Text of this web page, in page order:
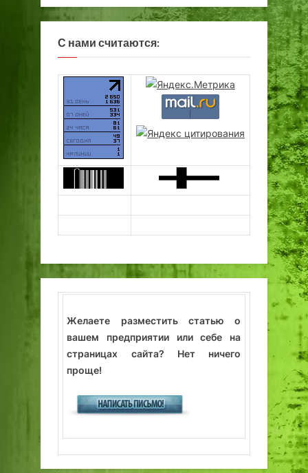
С нами считаются:
Желаете разместить статью о
вашем предприятии или себе на
страницах сайта? Нет ничего
проще!